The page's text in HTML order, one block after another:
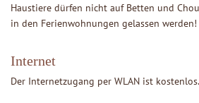
Haustiere dürfen nicht auf Betten und
in den Ferienwohnungen gelassen werden!
Internet
Der Internetzugang per WLAN ist kostenlos.